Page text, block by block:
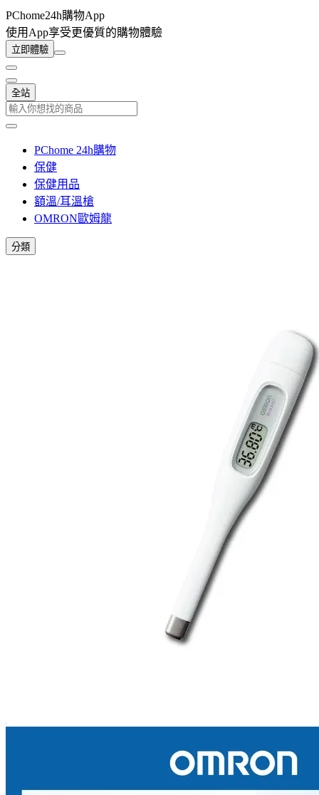
PChome24h購物App
使用App享受更優質的購物體驗
立即體驗
全站
PChome 24h購物
保健
保健用品
額溫/耳溫槍
OMRON歐姆龍
分類